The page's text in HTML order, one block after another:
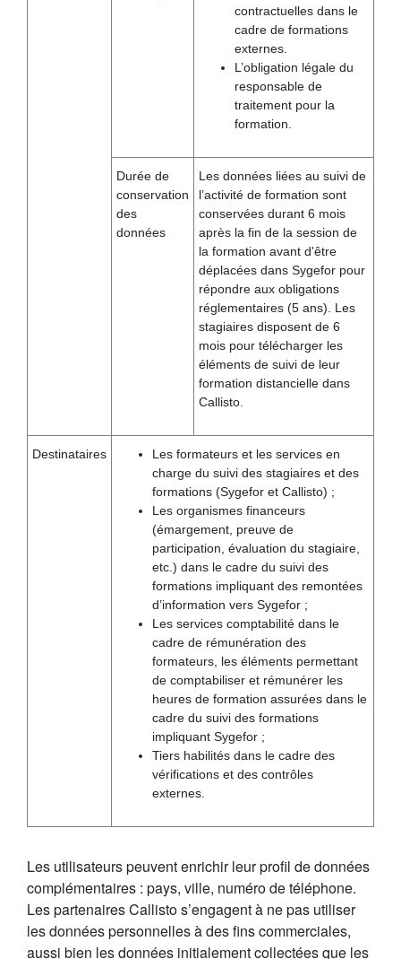
contractuelles dans le
cadre de formations
externes.
L’obligation légale du
responsable de
traitement pour la
formation.
Durée de
conservation
des
données
Les données liées au suivi de
l’activité de formation sont
conservées durant 6 mois
après la fin de la session de
la formation avant d'être
déplacées dans Sygefor pour
répondre aux obligations
réglementaires (5 ans). Les
stagiaires disposent de 6
mois pour télécharger les
éléments de suivi de leur
formation distancielle dans
Callisto.
Destinataires
Les formateurs et les services en
charge du suivi des stagiaires et des
formations (Sygefor et Callisto) ;
Les organismes financeurs
(émargement, preuve de
participation, évaluation du stagiaire,
etc.) dans le cadre du suivi des
formations impliquant des remontées
d’information vers Sygefor ;
Les services comptabilité dans le
cadre de rémunération des
formateurs, les éléments permettant
de comptabiliser et rémunérer les
heures de formation assurées dans le
cadre du suivi des formations
impliquant Sygefor ;
Tiers habilités dans le cadre des
vérifications et des contrôles
externes.
Les utilisateurs peuvent enrichir leur profil de données
complémentaires : pays, ville, numéro de téléphone.
Les partenaires Callisto s’engagent à ne pas utiliser
les données personnelles à des fins commerciales,
aussi bien les données initialement collectées que les